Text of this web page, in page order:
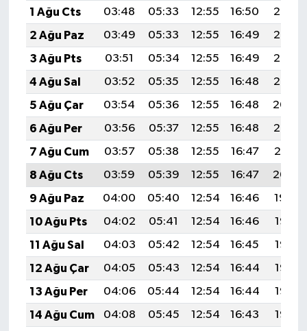
1 Ağu Cts
03:48 05:33 12:55 16:50
20:08
2 Ağu Paz
03:49 05:33 12:55 16:49
20:07
3 Ağu Pts
03:51 05:34 12:55 16:49
20:06
4 Ağu Sal
03:52 05:35 12:55 16:48
20:05
5 Ağu Çar
03:54 05:36 12:55 16:48
20:04
6 Ağu Per
03:56 05:37 12:55 16:48
20:02
7 Ağu Cum
03:57 05:38 12:55 16:47
20:01
8 Ağu Cts
03:59 05:39 12:55 16:47
20:00
9 Ağu Paz
04:00 05:40 12:54 16:46
19:59
10 Ağu Pts
04:02 05:41 12:54 16:46
19:57
11 Ağu Sal
04:03 05:42 12:54 16:45
19:56
12 Ağu Çar
04:05 05:43 12:54 16:44
19:55
13 Ağu Per
04:06 05:44 12:54 16:44
19:53
14 Ağu Cum
04:08 05:45 12:54 16:43
19:52